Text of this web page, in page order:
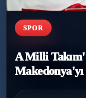
Eğitim
Dünya
Magazin
SPOR
A Milli